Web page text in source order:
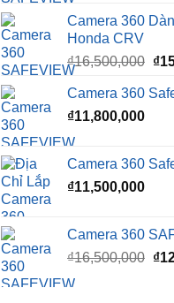
Camera 360
Honda CRV
₫16,500,000 Giá
là:
₫
Camera 360
₫11,800,000
Camera 360
₫11,500,000
Camera 360
₫16,500,000 Giá
₫